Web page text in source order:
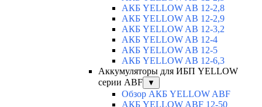
АКБ YELLOW AB 12-2,8
АКБ YELLOW AB 12-2,9
АКБ YELLOW AB 12-3,2
АКБ YELLOW AB 12-4
АКБ YELLOW AB 12-5
АКБ YELLOW AB 12-6,3
Аккумуляторы для ИБП YELLOW
серии ABF
▼
Обзор АКБ YELLOW ABF
АКБ YELLOW ABF 12-50